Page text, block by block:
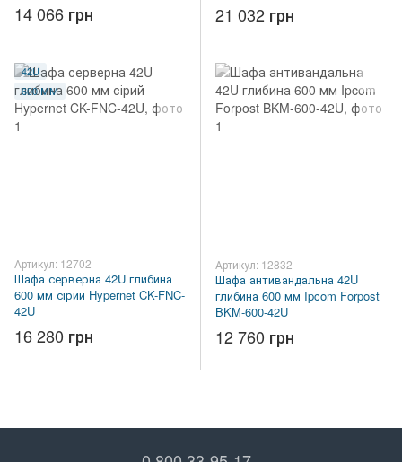
14 066 грн 21 032 грн
42U
600 ММ
Артикул: 12702
Шафа серверна 42U глибина
600 мм сірий Hypernet CK-FNC-
42U
16 280 грн
Артикул: 12832
Шафа антивандальна 42U
глибина 600 мм Ipcom Forpost
BKM-600-42U
12 760 грн